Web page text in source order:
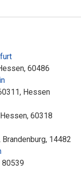
60486
Hessen
60318
14482
80539